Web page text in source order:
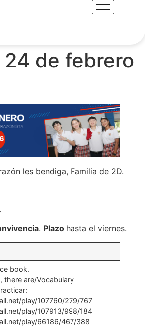
de febrero
les bendiga, Familia de 2D.
. Plazo hasta el viernes.
book.
there are/Vocabulary
play/107760/279/767
play/107913/998/184
play/66186/467/388